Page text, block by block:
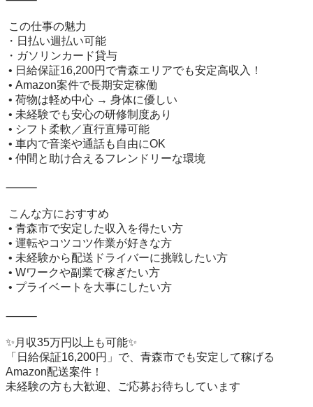
・日払い週払い可能
・ガソリンカード貸与
⸻
⸻
✨月収35万円以上も可能✨
「日給保証16,200円」で、青森市でも安定して稼げる
Amazon配送案件！
未経験の方も大歓迎、ご応募お待ちしています